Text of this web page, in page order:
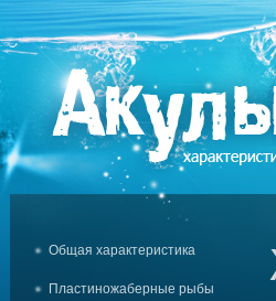
Общая характеристика
Пластиножаберные рыбы